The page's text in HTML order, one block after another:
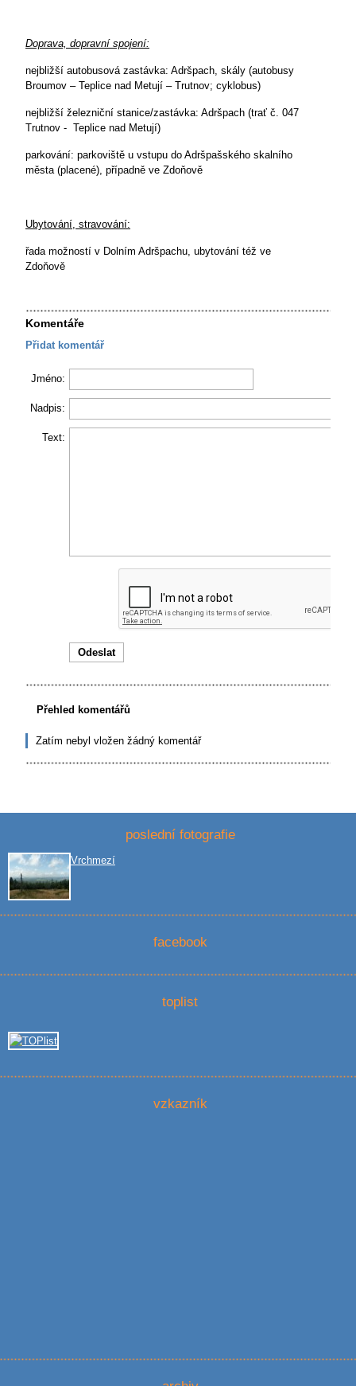
Doprava, dopravní spojení:
nejbližší autobusová zastávka: Adršpach, skály (autobusy
Broumov – Teplice nad Metují – Trutnov; cyklobus)
nejbližší železniční stanice/zastávka: Adršpach (trať č. 047
Trutnov - Teplice nad Metují)
parkování: parkoviště u vstupu do Adršpašského skalního
města (placené), případně ve Zdoňově
Ubytování, stravování:
řada možností v Dolním Adršpachu, ubytování též ve
Zdoňově
Komentáře
Přidat komentář
Jméno:
Nadpis:
Text:
Přehled komentářů
Zatím nebyl vložen žádný komentář
poslední fotografie
Vrchmezí
facebook
toplist
vzkazník